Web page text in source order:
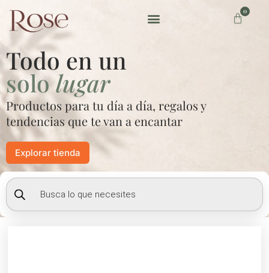
contenido
0
Carrito
Todo en un
sololugar
Productos para tu día a día, regalos y
tendencias que te van a encantar
Explorar tienda
Búsqueda
de
productos